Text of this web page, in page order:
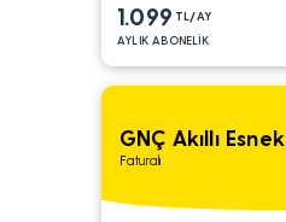
1.099 TL/AY
AYLIK ABONELİK
GNÇ Akıllı
Faturalı